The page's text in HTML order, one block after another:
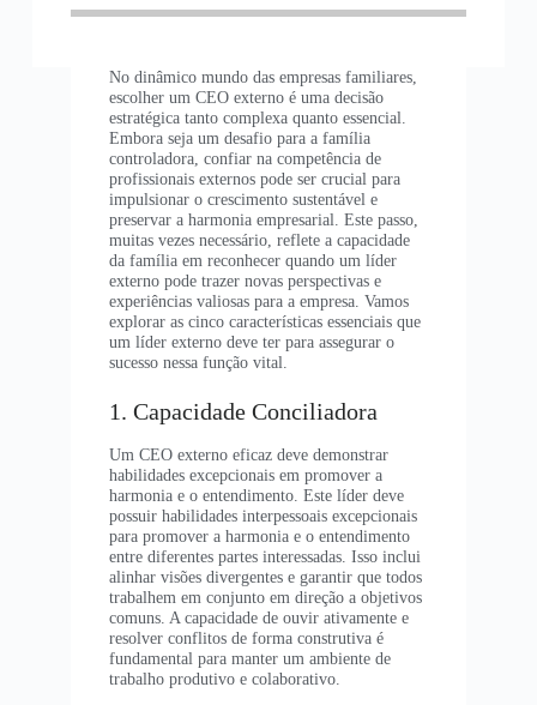
No dinâmico mundo das empresas familiares,
escolher um CEO externo é uma decisão
estratégica tanto complexa quanto essencial.
Embora seja um desafio para a família
controladora, confiar na competência de
profissionais externos pode ser crucial para
impulsionar o crescimento sustentável e
preservar a harmonia empresarial. Este passo,
muitas vezes necessário, reflete a capacidade
da família em reconhecer quando um líder
externo pode trazer novas perspectivas e
experiências valiosas para a empresa. Vamos
explorar as cinco características essenciais que
um líder externo deve ter para assegurar o
sucesso nessa função vital.
1. Capacidade Conciliadora
Um CEO externo eficaz deve demonstrar
habilidades excepcionais em promover a
harmonia e o entendimento. Este líder deve
possuir habilidades interpessoais excepcionais
para promover a harmonia e o entendimento
entre diferentes partes interessadas. Isso inclui
alinhar visões divergentes e garantir que todos
trabalhem em conjunto em direção a objetivos
comuns. A capacidade de ouvir ativamente e
resolver conflitos de forma construtiva é
fundamental para manter um ambiente de
trabalho produtivo e colaborativo.